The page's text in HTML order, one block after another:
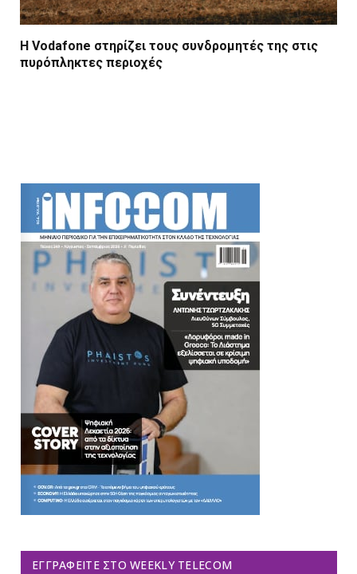
Η Vodafone στηρίζει τους συνδρομητές της στις
πυρόπληκτες περιοχές
ΕΓΓΡΑΦΕΊΤΕ ΣΤΟ WEEKLY TELECOM